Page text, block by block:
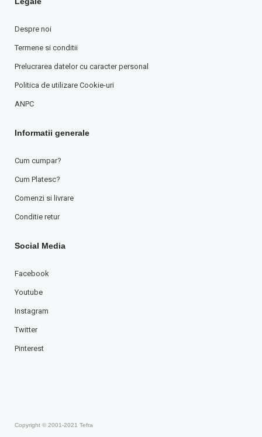
Despre noi
Termene si conditii
Prelucrarea datelor cu caracter personal
Politica de utilizare Cookie-uri
ANPC
Informatii generale
Cum cumpar?
Cum Platesc?
Comenzi si livrare
Conditie retur
Social Media
Facebook
Youtube
Instagram
Twitter
Pinterest
Copyright © 2001-2021 Tefra